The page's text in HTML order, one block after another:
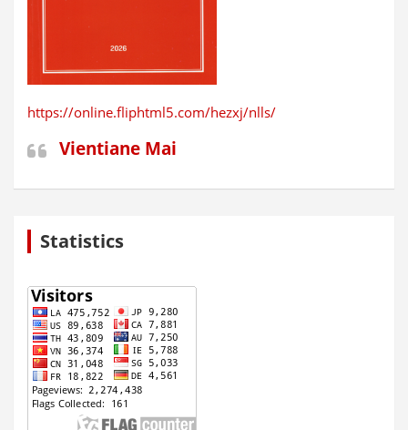
https://online.fliphtml5.com/hezxj/nlls/
Vientiane Mai
Statistics